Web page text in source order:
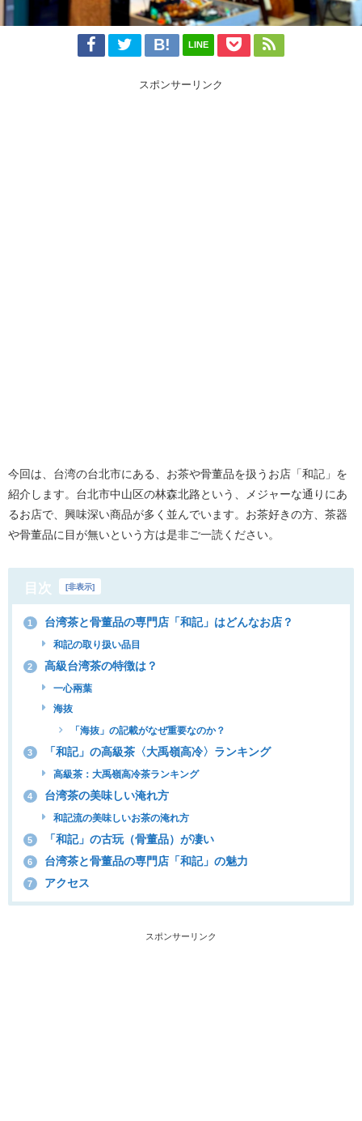
LINE
スポンサーリンク
今回は、台湾の台北市にある、お茶や骨董品を扱うお店「和記」を
紹介します。台北市中山区の林森北路という、メジャーな通りにあ
るお店で、興味深い商品が多く並んでいます。お茶好きの方、茶器
や骨董品に目が無いという方は是非ご一読ください。
目次 [非表示]
1 台湾茶と骨董品の専門店「和記」はどんなお店？
和記の取り扱い品目
2 高級台湾茶の特徴は？
一心兩葉
海抜
「海抜」の記載がなぜ重要なのか？
3 「和記」の高級茶〈大禹嶺高冷〉ランキング
高級茶：大禹嶺高冷茶ランキング
4 台湾茶の美味しい淹れ方
和記流の美味しいお茶の淹れ方
5 「和記」の古玩（骨董品）が凄い
6 台湾茶と骨董品の専門店「和記」の魅力
7 アクセス
スポンサーリンク